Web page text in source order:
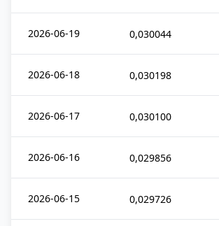
2026-06-19 0,030044
2026-06-18 0,030198
2026-06-17 0,030100
2026-06-16 0,029856
2026-06-15 0,029726